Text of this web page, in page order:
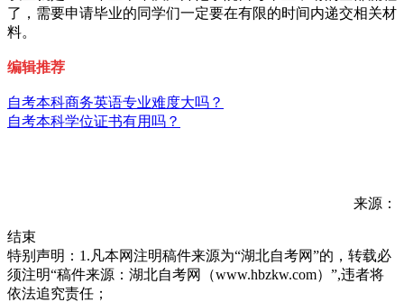
了，需要申请毕业的同学们一定要在有限的时间内递交相关材
料。
编辑推荐
自考本科商务英语专业难度大吗？
自考本科学位证书有用吗？
来源：
结束
特别声明：1.凡本网注明稿件来源为“湖北自考网”的，转载必
须注明“稿件来源：湖北自考网（www.hbzkw.com）”,违者将
依法追究责任；